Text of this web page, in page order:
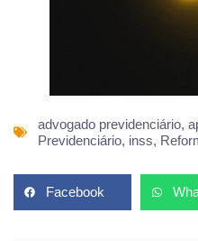
advogado previdenciário,
Previdenciário, inss,
Facebook